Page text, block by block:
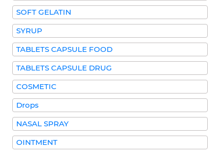
SOFT GELATIN
SYRUP
TABLETS CAPSULE FOOD
TABLETS CAPSULE DRUG
COSMETIC
Drops
NASAL SPRAY
OINTMENT